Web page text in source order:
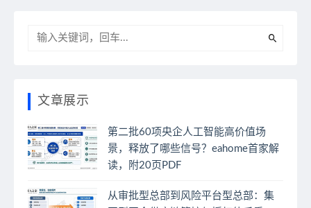
文章展示
第二批60项央企人工智能高价值场
景，释放了哪些信号？eahome首家解
读，附20页PDF
从审批型总部到风险平台型总部：集